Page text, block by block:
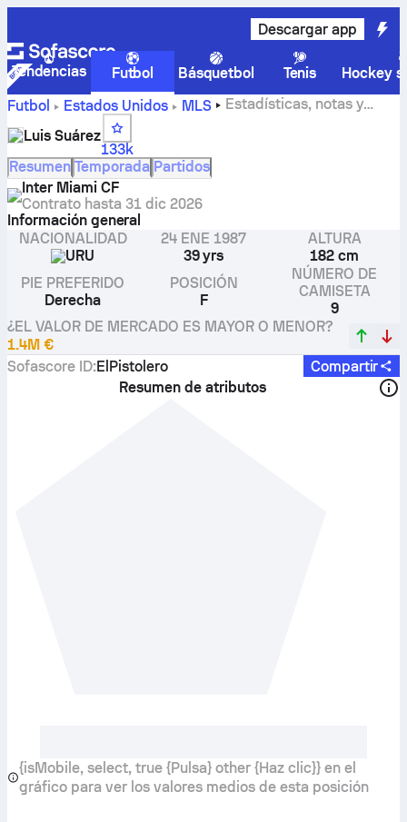
Descargar app
Tendencias Futbol Básquetbol Tenis
Hockey
Futbol
Estados Unidos MLS
Estadísticas, notas y
goles de Luis Suárez
Luis Suárez
133k
Resumen Temporada Partidos
Inter Miami CF
Contrato hasta 31 dic 2026
Información general
NACIONALIDAD
URU
24 ENE 1987
39 yrs
ALTURA
182 cm
PIE PREFERIDO
Derecha
POSICIÓN
F
NÚMERO DE
CAMISETA
9
¿EL VALOR DE MERCADO ES MAYOR O MENOR?
1.4M €
Sofascore ID:ElPistolero
Compartir
Resumen de atributos
{isMobile, select, true {Pulsa} other {Haz clic}} en el
gráfico para ver los valores medios de esta posición